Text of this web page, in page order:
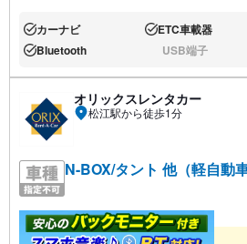
あり:カーナビ あり:ETC車載器
あり:Bluetooth なし:USB端子
オリックスレンタカー
松江駅から徒歩1分
N-BOX/タント 他（軽自動車